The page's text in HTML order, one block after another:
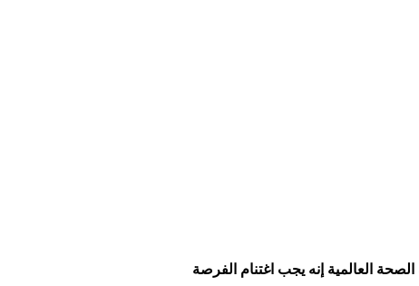
العالمية إنه يجب اغتنام الفرصة